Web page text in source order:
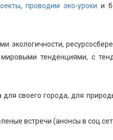
, проводим эко-уроки и
экологичности,
тенденциями, с
своего города, для
встречи (анонсы в